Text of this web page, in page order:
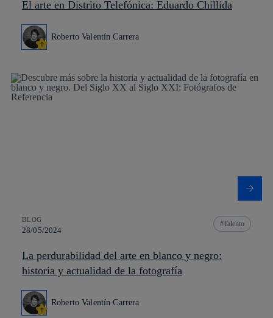
El arte en Distrito Telefónica: Eduardo Chillida
Roberto Valentín Carrera
BLOG
28/05/2024
Talento
La perdurabilidad del arte en blanco y negro:
historia y actualidad de la fotografía
Roberto Valentín Carrera